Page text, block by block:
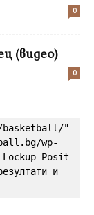
0
(видео)
0
basketball/"
wp-
и